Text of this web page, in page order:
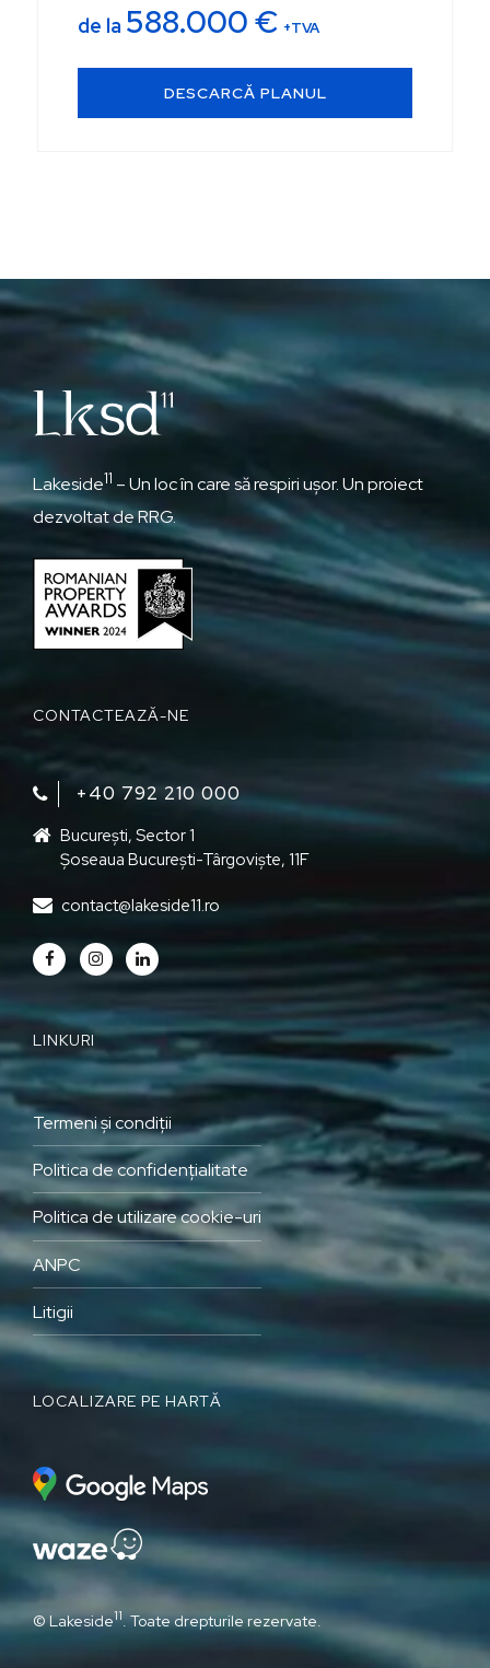
de la 588.000€ +TVA
DESCARCĂ PLANUL
Lakeside11 – Un loc în care să respiri ușor. Un proiect
dezvoltat de RRG.
CONTACTEAZĂ-NE
+40 792 210 000‬
București, Sector 1
Șoseaua București-Târgoviște, 11F
contact@lakeside11.ro
LINKURI
Termeni și condiții
Politica de confidențialitate
Politica de utilizare cookie-uri
ANPC
Litigii
LOCALIZARE PE HARTĂ
© Lakeside11. Toate drepturile rezervate.